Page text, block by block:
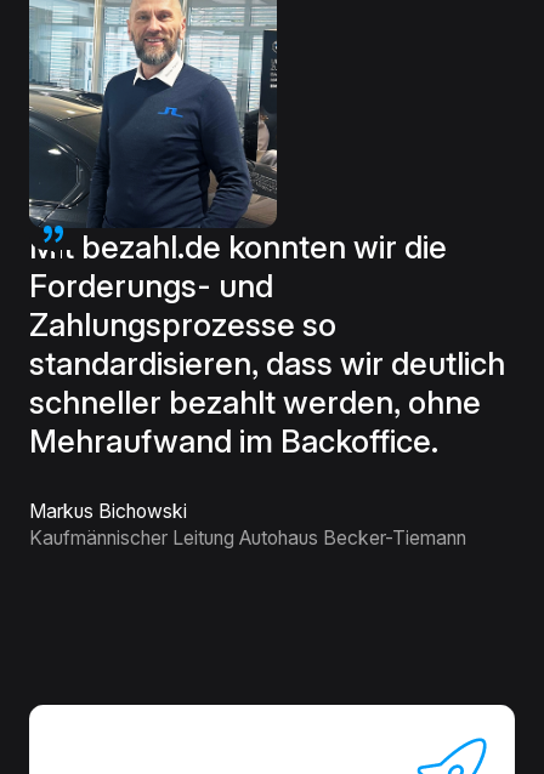
Mit bezahl.de konnten wir die
Forderungs- und
Zahlungsprozesse so
standardisieren, dass wir deutlich
schneller bezahlt werden, ohne
Mehraufwand im Backoffice.
Markus Bichowski
Kaufmännischer Leitung Autohaus Becker-Tiemann